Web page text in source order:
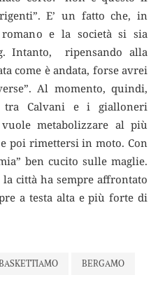
E’ un fatto che, in
e la società si sia
Intanto, ripensando alla
come è andata, forse avrei
Al momento, quindi,
Calvani e i gialloneri
metabolizzare al più
poi rimettersi in moto. Con
ben cucito sulle maglie.
città ha sempre affrontato
a testa alta e più forte di
BERGAMO